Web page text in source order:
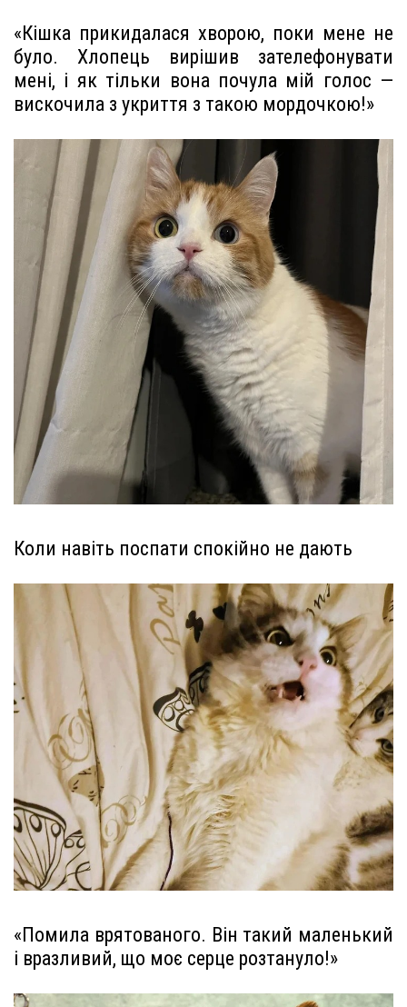
«Кішка прикидалася хворою, поки мене не
було. Хлопець вирішив зателефонувати
мені, і як тільки вона почула мій голос —
вискочила з укриття з такою мордочкою!»
Коли навіть поспати спокійно не дають
«Помила врятованого. Він такий маленький
і вразливий, що моє серце розтануло!»